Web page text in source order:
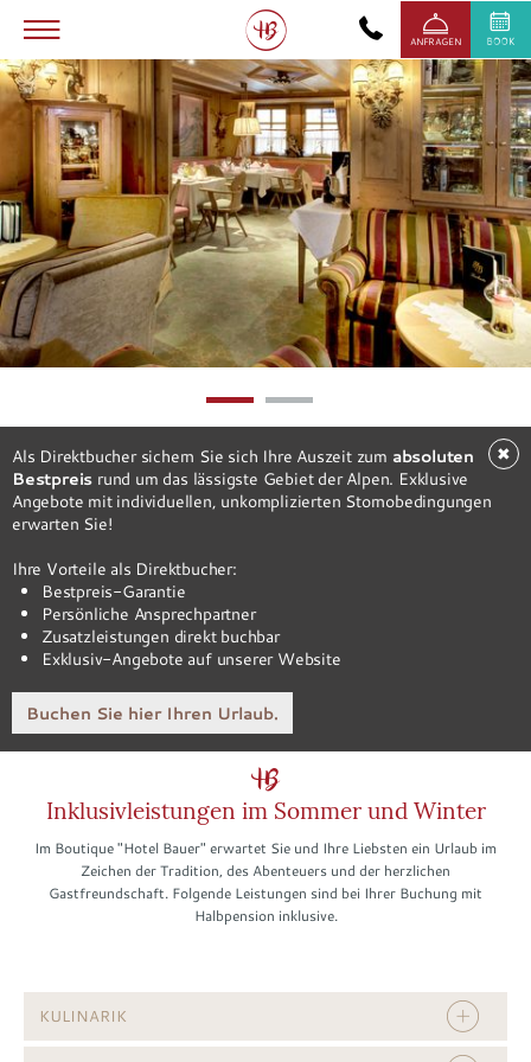
ANFRAGEN
2
✖
Als Direktbucher sichern Sie sich Ihre Auszeit zum absoluten
Bestpreis rund um das lässigste Gebiet der Alpen. Exklusive
Angebote mit individuellen, unkomplizierten Stornobedingungen
erwarten Sie!
Ihre Vorteile als Direktbucher:
Bestpreis-Garantie
Persönliche Ansprechpartner
Zusatzleistungen direkt buchbar
Exklusiv-Angebote auf unserer Website
Buchen Sie hier Ihren Urlaub.
Inklusivleistungen im Sommer und Winter
Im Boutique "Hotel Bauer" erwartet Sie und Ihre Liebsten ein Urlaub im
Zeichen der Tradition, des Abenteuers und der herzlichen
Gastfreundschaft. Folgende Leistungen sind bei Ihrer Buchung mit
Halbpension inklusive.
KULINARIK
PrickelnderBegrüßungscocktailbei Ankunft in unserem